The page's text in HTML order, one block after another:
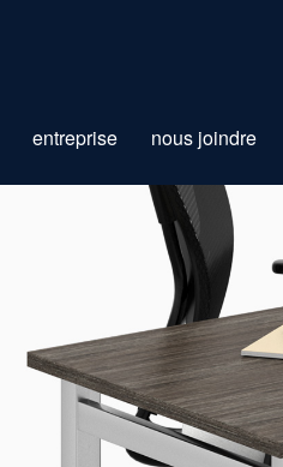
entreprise nous joindre